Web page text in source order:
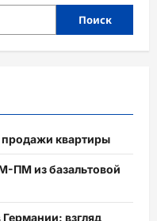
Поиск
квартиры
ПМ из базальтовой
взгляд